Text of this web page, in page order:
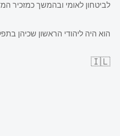
לביטחון לאומי ובהמשך כמזכיר
הוא היה ליהודי הראשון שכיהן
🇮🇱